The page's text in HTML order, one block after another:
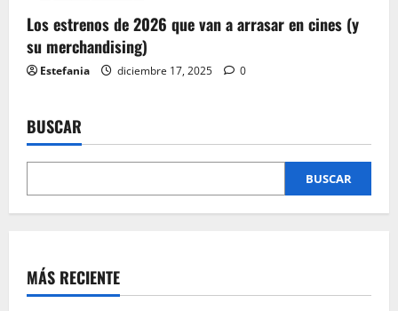
Los estrenos de 2026 que van a arrasar en cines (y
su merchandising)
Estefania diciembre 17, 2025 0
BUSCAR
BUSCAR
MÁS RECIENTE